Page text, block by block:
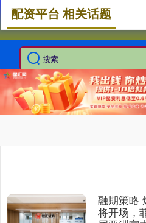
配资平台 相关话题
融期策略
将开场，